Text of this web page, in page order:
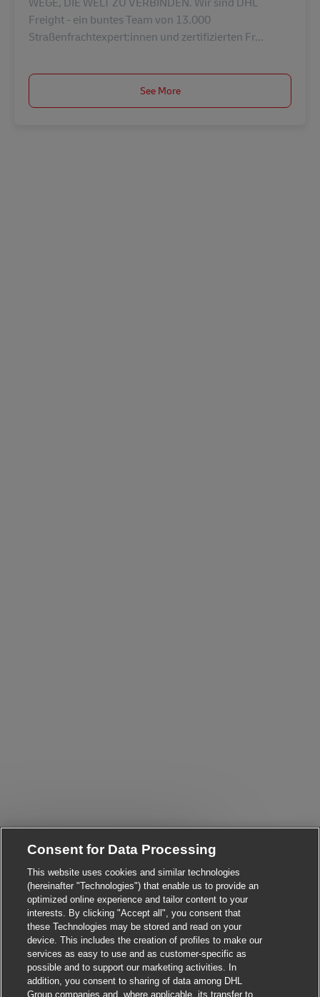
Freight - ein buntes Team von 13.000
Straßenfrachtexpert:innen und zertifizierten Fr...
See More
Consent for Data Processing
This website uses cookies and similar technologies
(hereinafter "Technologies") that enable us to provide an
optimized online experience and tailor content to your
interests. By clicking "Accept all", you consent that
these Technologies may be stored and read on your
device. This includes the creation of profiles to make our
services as easy to use and as customer-specific as
possible and to support our marketing activities. In
addition, you consent to sharing of data among DHL
Group companies and, where applicable, its transfer to
Are you interested in this job? Close chatbot
I'm interested Find similar jobs